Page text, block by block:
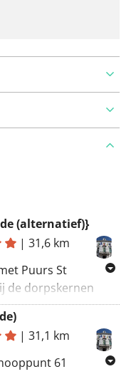
(alternatief)}
|31,6 km
Puurs St
de dorpskernen
en Oppuurs
Je fietst er
de toeristische
tussen
|31,1 km
61